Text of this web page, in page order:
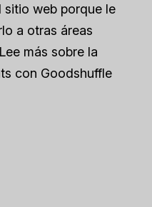
sitio web porque le
a otras áreas
más sobre la
con Goodshuffle